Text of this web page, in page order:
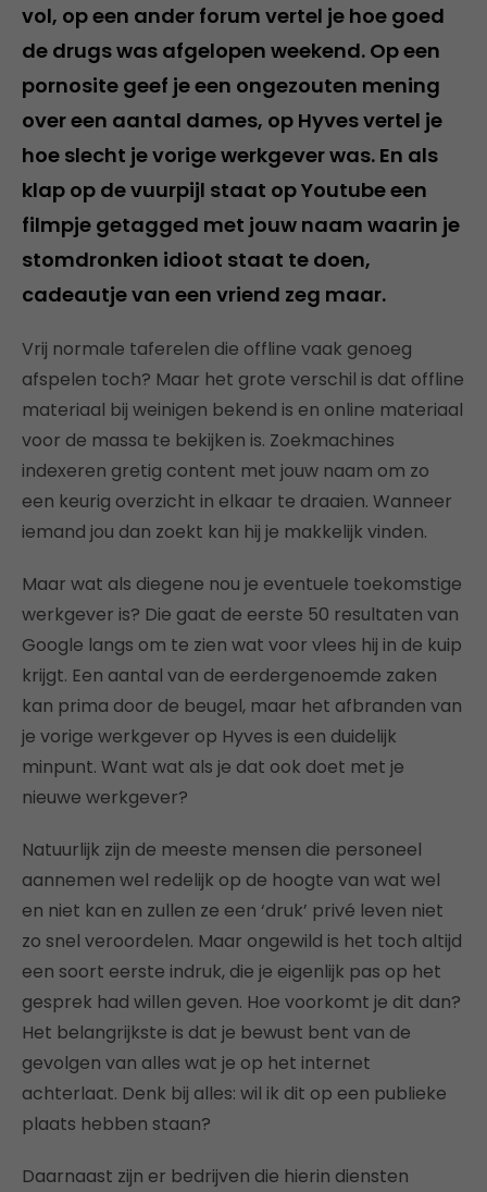
vol, op een ander forum vertel je hoe goed
de drugs was afgelopen weekend. Op een
pornosite geef je een ongezouten mening
over een aantal dames, op Hyves vertel je
hoe slecht je vorige werkgever was. En als
klap op de vuurpijl staat op Youtube een
filmpje getagged met jouw naam waarin je
stomdronken idioot staat te doen,
cadeautje van een vriend zeg maar.
Vrij normale taferelen die offline vaak genoeg
afspelen toch? Maar het grote verschil is dat offline
materiaal bij weinigen bekend is en online materiaal
voor de massa te bekijken is. Zoekmachines
indexeren gretig content met jouw naam om zo
een keurig overzicht in elkaar te draaien. Wanneer
iemand jou dan zoekt kan hij je makkelijk vinden.
Maar wat als diegene nou je eventuele toekomstige
werkgever is? Die gaat de eerste 50 resultaten van
Google langs om te zien wat voor vlees hij in de kuip
krijgt. Een aantal van de eerdergenoemde zaken
kan prima door de beugel, maar het afbranden van
je vorige werkgever op Hyves is een duidelijk
minpunt. Want wat als je dat ook doet met je
nieuwe werkgever?
Natuurlijk zijn de meeste mensen die personeel
aannemen wel redelijk op de hoogte van wat wel
en niet kan en zullen ze een ‘druk’ privé leven niet
zo snel veroordelen. Maar ongewild is het toch altijd
een soort eerste indruk, die je eigenlijk pas op het
gesprek had willen geven. Hoe voorkomt je dit dan?
Het belangrijkste is dat je bewust bent van de
gevolgen van alles wat je op het internet
achterlaat. Denk bij alles: wil ik dit op een publieke
plaats hebben staan?
Daarnaast zijn er bedrijven die hierin diensten